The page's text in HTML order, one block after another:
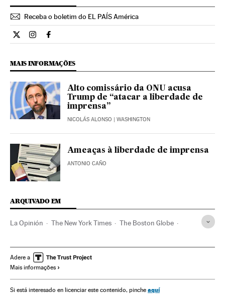
Receba o boletim do EL PAÍS América
Internacional El País Brasil en Twitter
Internacional El País Brasil en Instagram
Internacional El País Brasil en Facebook
MAIS INFORMAÇÕES
Alto comissário da ONU acusa
Trump de “atacar a liberdade de
imprensa”
NICOLÁS ALONSO | WASHINGTON
Ameaças à liberdade de imprensa
ANTONIO CAÑO
ARQUIVADO EM
La Opinión The New York Times The Boston Globe
Donald Trump Estados Unidos
América do Norte
Comunicação
Adere a
Mais informações
Si está interesado en licenciar este contenido, pinche aquí